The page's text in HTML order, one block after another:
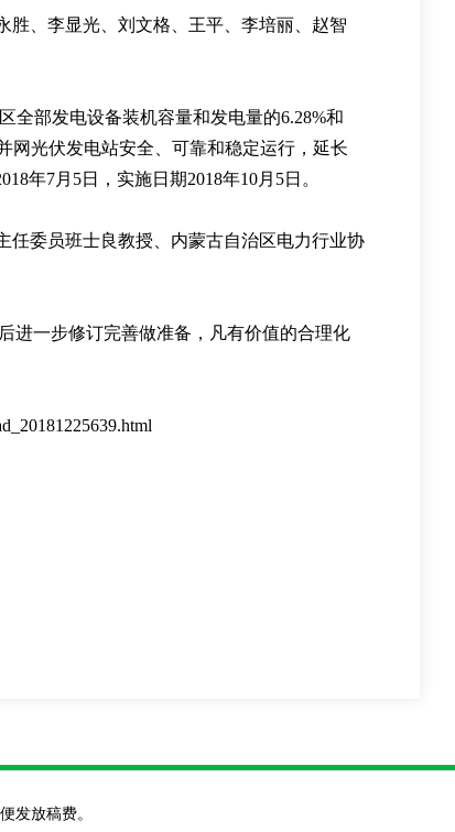
胜 李显光 刘文格 王平 李培丽
赵智
全部发电设备装机容量和发电量的6.28%和
网光伏发电站安全 可靠和稳定运行 ， 延长
年7月 5日 ， 实施日期2018年10月 5日 。
任委员班士良教授
内蒙古自治区电力行业协
进一步修订完善做准备 ， 凡有价值的合理化
发放稿费。